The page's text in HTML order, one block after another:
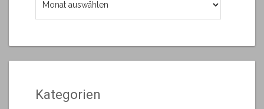
Kategorien